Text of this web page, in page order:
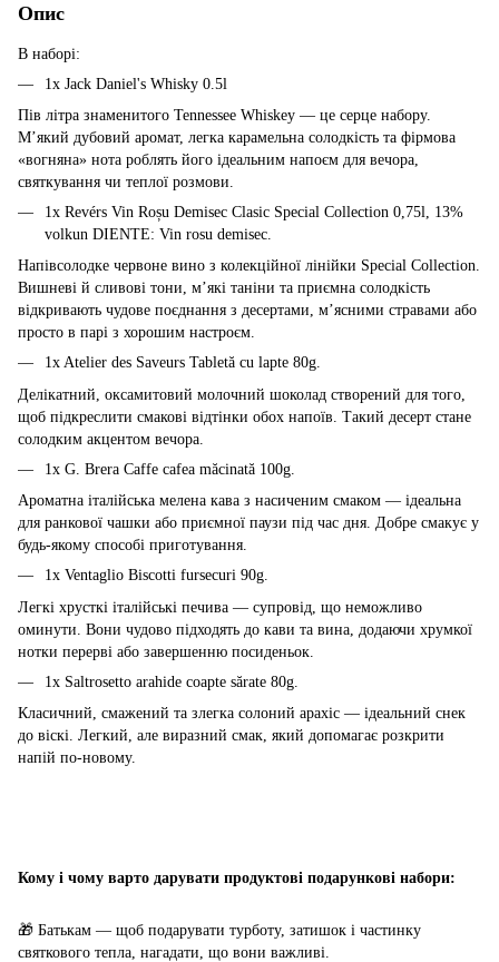
Опис
В наборі:
1x Jack Daniel's Whisky 0.5l
Пів літра знаменитого Tennessee Whiskey — це серце набору.
М’який дубовий аромат, легка карамельна солодкість та фірмова
«вогняна» нота роблять його ідеальним напоєм для вечора,
святкування чи теплої розмови.
1x Revérs Vin Roșu Demisec Clasic Special Collection 0,75l, 13%
volkun DIENTE: Vin rosu demisec.
Напівсолодке червоне вино з колекційної лінійки Special Collection.
Вишневі й сливові тони, м’які таніни та приємна солодкість
відкривають чудове поєднання з десертами, м’ясними стравами або
просто в парі з хорошим настроєм.
1x Atelier des Saveurs Tabletă cu lapte 80g.
Делікатний, оксамитовий молочний шоколад створений для того,
щоб підкреслити смакові відтінки обох напоїв. Такий десерт стане
солодким акцентом вечора.
1x G. Brera Caffe cafea măcinată 100g.
Ароматна італійська мелена кава з насиченим смаком — ідеальна
для ранкової чашки або приємної паузи під час дня. Добре смакує у
будь-якому способі приготування.
1x Ventaglio Biscotti fursecuri 90g.
Легкі хрусткі італійські печива — супровід, що неможливо
оминути. Вони чудово підходять до кави та вина, додаючи хрумкої
нотки перерві або завершенню посиденьок.
1x Saltrosetto arahide coapte sărate 80g.
Класичний, смажений та злегка солоний арахіс — ідеальний снек
до віскі. Легкий, але виразний смак, який допомагає розкрити
напій по-новому.
Кому і чому варто дарувати продуктові подарункові набори:
🎁 Батькам — щоб подарувати турботу, затишок і частинку
святкового тепла, нагадати, що вони важливі.